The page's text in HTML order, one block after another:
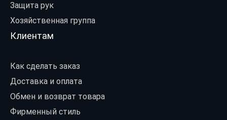
Защита рук
Хозяйственная группа
Клиентам
Как сделать заказ
Доставка и оплата
Обмен и возврат товара
Фирменный стиль